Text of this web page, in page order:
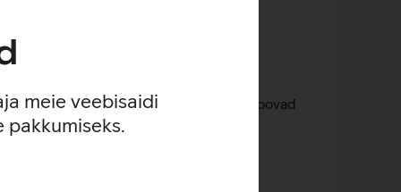
meie veebisaidi
pakkumiseks.
kõrvaklapid, milline seade heliseb ja loovad